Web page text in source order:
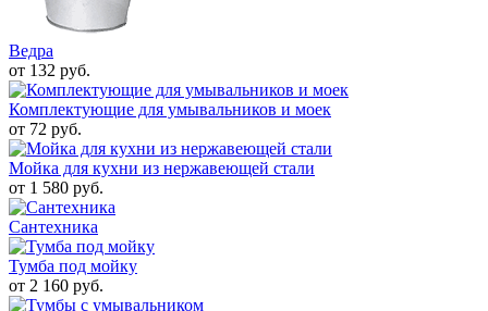
Ведра
от 132 руб.
Комплектующие для умывальников и моек
от 72 руб.
Мойка для кухни из нержавеющей стали
от 1 580 руб.
Сантехника
Тумба под мойку
от 2 160 руб.